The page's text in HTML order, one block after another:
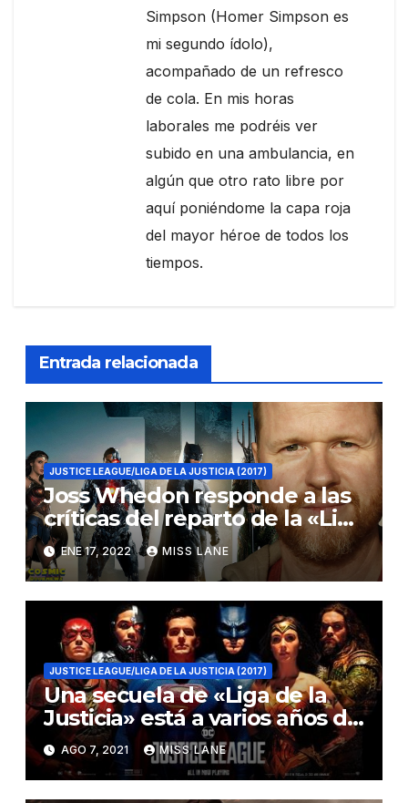
Simpson (Homer Simpson es
mi segundo ídolo),
acompañado de un refresco
de cola. En mis horas
laborales me podréis ver
subido en una ambulancia, en
algún que otro rato libre por
aquí poniéndome la capa roja
del mayor héroe de todos los
tiempos.
Entrada relacionada
JUSTICE LEAGUE/LIGA DE LA JUSTICIA (2017)
Joss Whedon responde a las
críticas del reparto de la «Liga
de la Justicia»
ENE 17, 2022 MISS LANE
JUSTICE LEAGUE/LIGA DE LA JUSTICIA (2017)
Una secuela de «Liga de la
Justicia» está a varios años de
distancia
AGO 7, 2021 MISS LANE